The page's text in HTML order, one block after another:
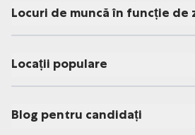
Locuri de muncă în funcție de
Locații populare
Blog pentru candidați